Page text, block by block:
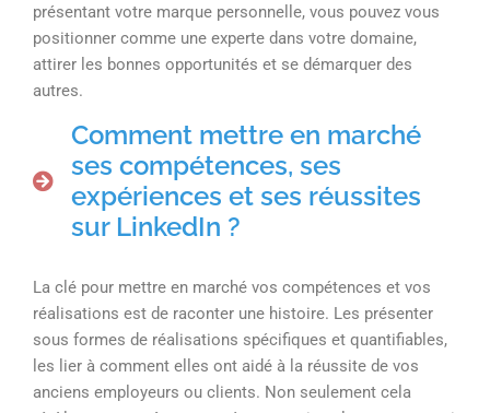
présentant votre marque personnelle, vous pouvez vous
positionner comme une experte dans votre domaine,
attirer les bonnes opportunités et se démarquer des
autres.
Comment mettre en marché
ses compétences, ses
expériences et ses réussites
sur LinkedIn ?
La clé pour mettre en marché vos compétences et vos
réalisations est de raconter une histoire. Les présenter
sous formes de réalisations spécifiques et quantifiables,
les lier à comment elles ont aidé à la réussite de vos
anciens employeurs ou clients. Non seulement cela